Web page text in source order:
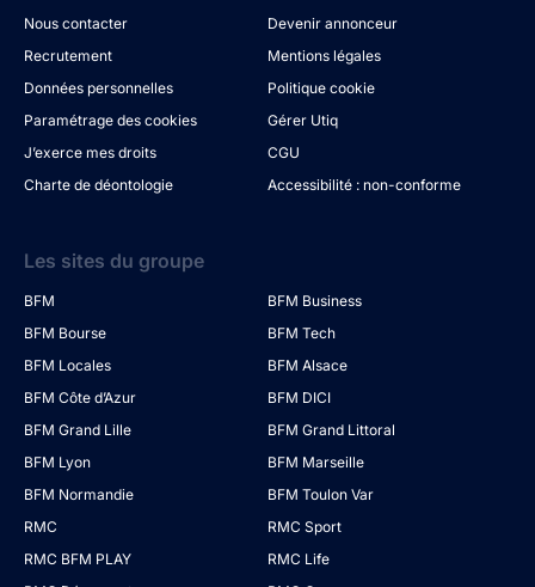
Nous contacter
Devenir annonceur
Recrutement
Mentions légales
Données personnelles
Politique cookie
Paramétrage des cookies
Gérer Utiq
J’exerce mes droits
CGU
Charte de déontologie
Accessibilité : non-conforme
Les sites du groupe
BFM
BFM Business
BFM Bourse
BFM Tech
BFM Locales
BFM Alsace
BFM Côte d’Azur
BFM DICI
BFM Grand Lille
BFM Grand Littoral
BFM Lyon
BFM Marseille
BFM Normandie
BFM Toulon Var
RMC
RMC Sport
RMC BFM PLAY
RMC Life